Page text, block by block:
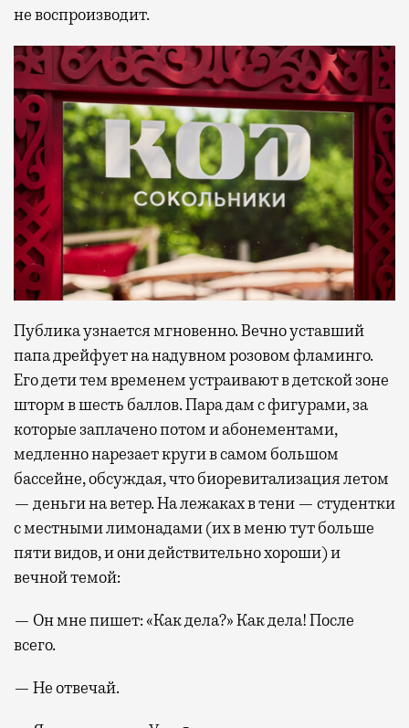
не воспроизводит.
Публика узнается мгновенно. Вечно уставший
папа дрейфует на надувном розовом фламинго.
Его дети тем временем устраивают в детской зоне
шторм в шесть баллов. Пара дам с фигурами, за
которые заплачено потом и абонементами,
медленно нарезает круги в самом большом
бассейне, обсуждая, что биоревитализация летом
— деньги на ветер. На лежаках в тени — студентки
с местными лимонадами (их в меню тут больше
пяти видов, и они действительно хороши) и
вечной темой:
— Он мне пишет: «Как дела?» Как дела! После
всего.
— Не отвечай.